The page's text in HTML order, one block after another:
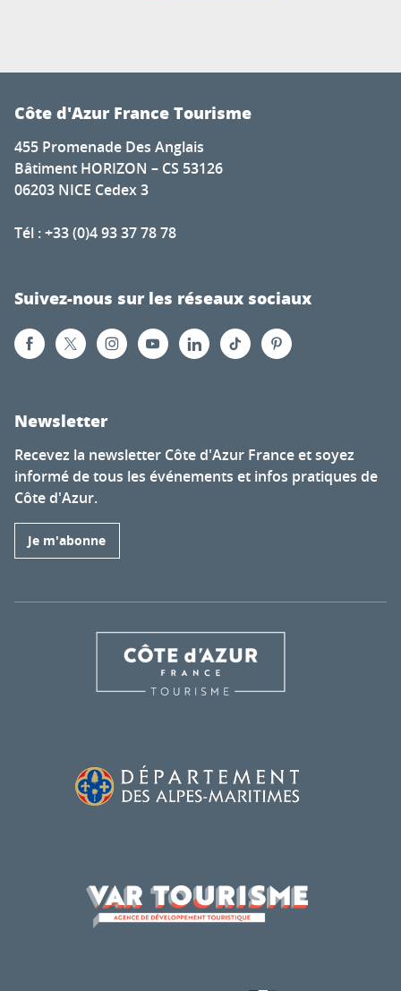
Côte d'Azur France Tourisme
455 Promenade Des Anglais
Bâtiment HORIZON – CS 53126
06203 NICE Cedex 3
Tél : +33 (0)4 93 37 78 78
Suivez-nous sur les réseaux sociaux
Newsletter
Recevez la newsletter Côte d'Azur France et soyez
informé de tous les événements et infos pratiques de
Côte d'Azur.
Je m'abonne